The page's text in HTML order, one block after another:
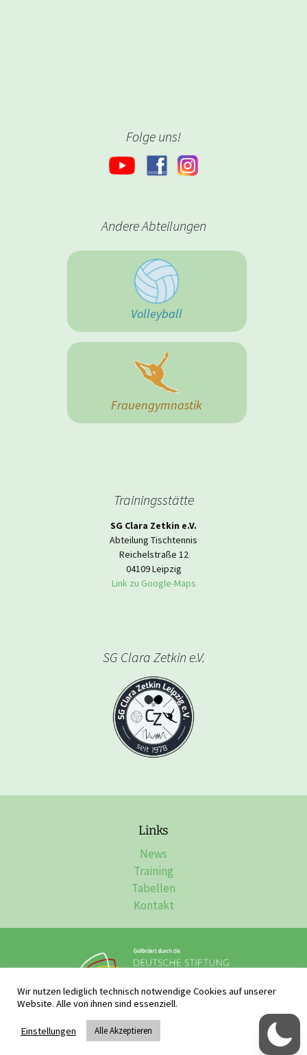
Folge uns!
Andere Abteilungen
Volleyball
Frauengymnastik
Trainingsstätte
SG Clara Zetkin e.V.
Abteilung Tischtennis
Reichelstraße 12
04109 Leipzig
Link zu Google-Maps
SG Clara Zetkin e.V.
Links
News
Training
Tabellen
Kontakt
Impressum, Datenschutz & Disclaimer
Raffaele Sassano - Webdesign & Webentwicklung
Wir nutzen lediglich technisch notwendige Cookies auf unserer
Website. Alle von ihnen sind essenziell.
Einstellungen Alle Akzeptieren